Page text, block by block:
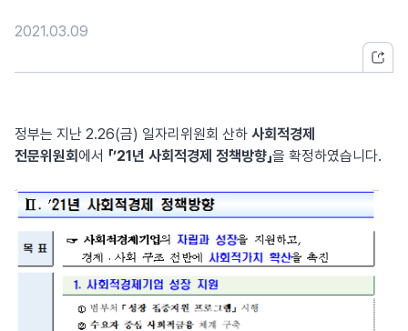
2021.03.09
정부는 지난 2.26(금) 일자리위원회 산하 사회적경제
전문위원회 에서 「’21년 사회적경제 정책방향」을 확정하였습니다.